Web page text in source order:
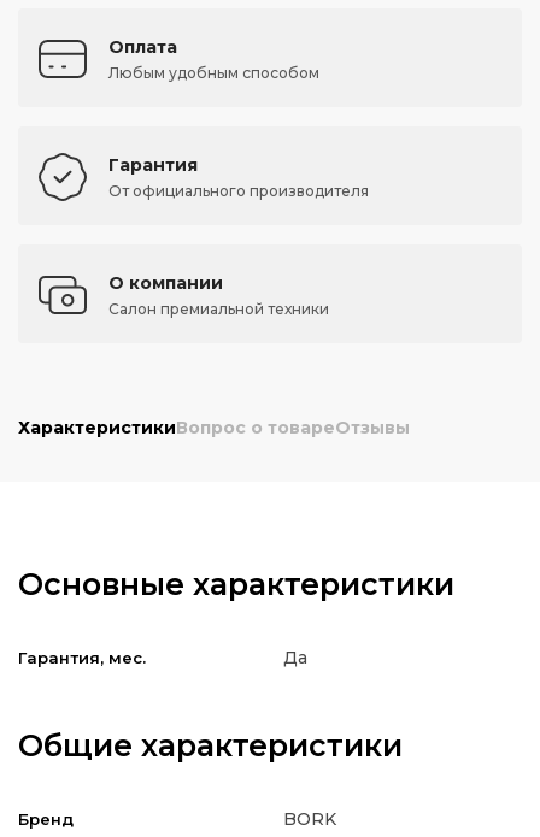
Оплата
Любым удобным способом
Гарантия
От официального производителя
О компании
Салон премиальной техники
ХарактеристикиВопрос о товареОтзывы
Основные характеристики
Гарантия, мес. Да
Общие характеристики
Бренд BORK